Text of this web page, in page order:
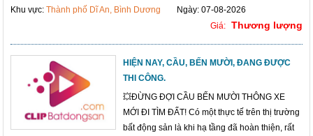
Khu vực:Thành phố Dĩ An, Bình Dương
Ngày: 07-08-2026
Giá: Thương lượng
HIỆN NAY, CẦU, BẾN MƯỜI, ĐANG ĐƯỢC
THI CÔNG.
💥ĐỪNG ĐỢI CẦU BẾN MƯỜI THÔNG XE
MỚI ĐI TÌM ĐẤT! Có một thực tế trên thị trường
bất động sản là khi hạ tầng đã hoàn thiện, rất